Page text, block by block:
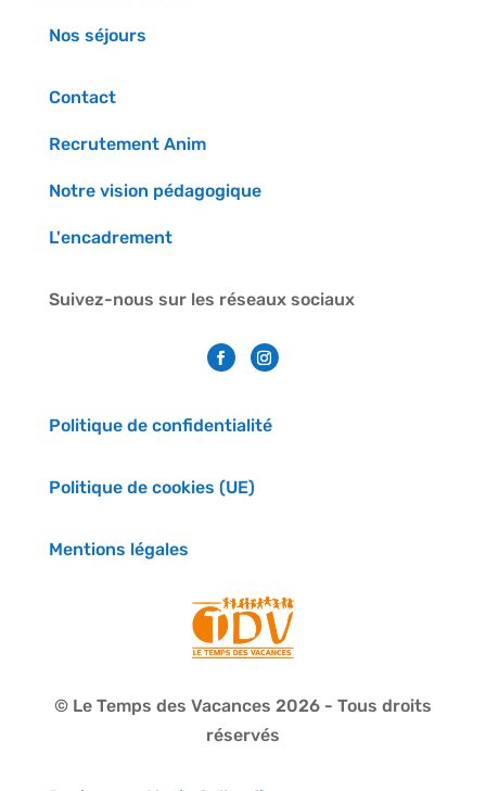
Nos séjours
Contact
Recrutement Anim
Notre vision pédagogique
L'encadrement
Suivez-nous sur les réseaux sociaux
Politique de confidentialité
Politique de cookies (UE)
Mentions légales
© Le Temps des Vacances 2026 - Tous droits
réservés